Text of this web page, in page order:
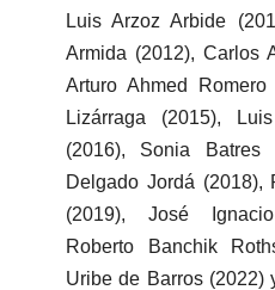
Luis Arzoz Arbide
Armida (2012), Carlos
Arturo Ahmed
Lizárraga (2015),
(2016), Sonia Batres
Delgado Jordá (2018),
(2019), José
Roberto Banchik
Uribe de Barros (2022)